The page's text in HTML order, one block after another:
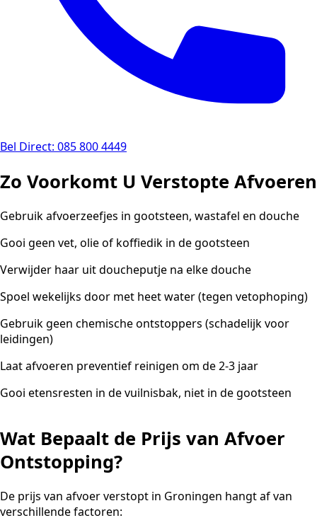
Bel Direct: 085 800 4449
Zo Voorkomt U Verstopte Afvoeren
Gebruik afvoerzeefjes in gootsteen, wastafel en douche
Gooi geen vet, olie of koffiedik in de gootsteen
Verwijder haar uit doucheputje na elke douche
Spoel wekelijks door met heet water (tegen vetophoping)
Gebruik geen chemische ontstoppers (schadelijk voor
leidingen)
Laat afvoeren preventief reinigen om de 2-3 jaar
Gooi etensresten in de vuilnisbak, niet in de gootsteen
Wat Bepaalt de Prijs van Afvoer
Ontstopping?
De prijs van afvoer verstopt in Groningen hangt af van
verschillende factoren: